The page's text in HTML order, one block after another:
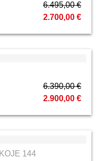
6.495,00 €
2.700,00 €
6.390,00 €
2.900,00 €
144